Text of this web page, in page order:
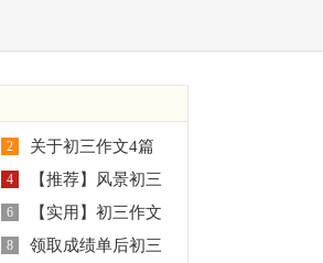
2 关于初三作文4篇
4
【推荐】风景初三
作文3篇
6
【实用】初三作文
汇编五篇
8
领取成绩单后初三